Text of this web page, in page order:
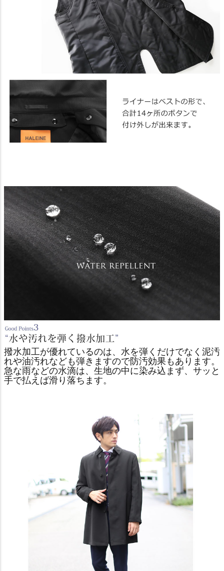
撥水加工が優れているのは、水を弾くだけでなく泥汚
れや油汚れなども弾きますので防汚効果もあります。
急な雨などの水滴は、生地の中に染み込まず、サッと
手で払えば滑り落ちます。